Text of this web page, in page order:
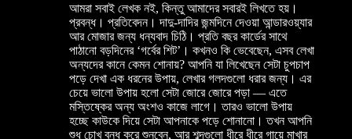
আমরা সবাই লেখক নই, কিন্তু আমাদের সবারই লিখতে হয়।
প্রবন্ধ। প্রতিবেদন। দাদু-দাদির জন্মদিনে দেওয়া আন্ডারওয়্যার
আর মোজার জন্য ধন্যবাদ চিঠি। প্রতি বছর কার্ডের সাথে
পাঠানো বড়দিনের ‘গর্বের শিট’। কখনও কি ভেবেছেন, এসব লেখা
অন্যদের কানে কেমন শোনায়? আপনি যা লিখেছেন সেটা চুপচাপ
পড়ে দেখা এক ধরনের উপায়, লেখার গলদগুলো ধরার জন্য। এর
চেয়ে ভালো উপায় হলো সেটা জোরে জোরে পড়া — এতে
মস্তিষ্কের অন্য অংশও কাজে লাগে। তারও ভালো উপায়
হচ্ছে কাউকে দিয়ে সেটা আপনাকে পড়ে শোনানো। তখন আপনি
শুধু চোখ বন্ধ করে শুনবেন, আর শব্দগুলো ধীরে ধীরে গায়ে মাখার